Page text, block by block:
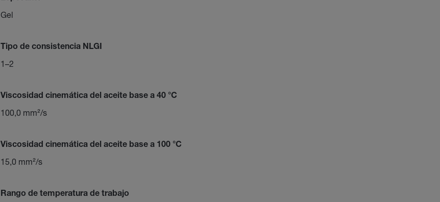
Gel
Tipo de consistencia NLGI
1–2
Viscosidad cinemática del aceite base a 40 °C
100,0 mm²/s
Viscosidad cinemática del aceite base a 100 °C
15,0 mm²/s
Rango de temperatura de trabajo